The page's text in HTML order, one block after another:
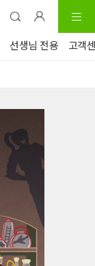
선생님 전용 고객